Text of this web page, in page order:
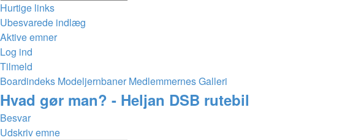
Hurtige links
Ubesvarede indlæg
Aktive emner
Log ind
Tilmeld
Boardindeks Modeljernbaner Medlemmernes Galleri
Søg
Hvad gør man? - Heljan DSB rutebil
Besvar
Udskriv emne